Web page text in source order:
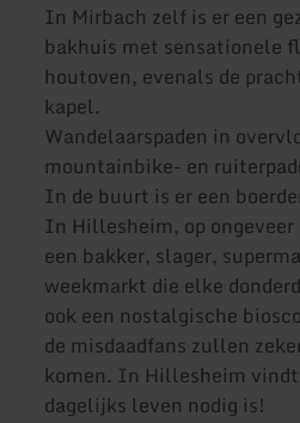
In Mirbach zelf is er een
bakhuis met sensationele
houtoven, evenals de
kapel.
Wandelaarspaden in
mountainbike- en
In de buurt is er een
In Hillesheim, op
een bakker, slager,
weekmarkt die elke
ook een nostalgische
de misdaadfans zullen
komen. In Hillesheim
dagelijks leven nodig is!